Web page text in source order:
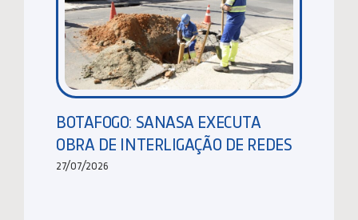
BOTAFOGO: SANASA EXECUTA
OBRA DE INTERLIGAÇÃO DE REDES
27/07/2026